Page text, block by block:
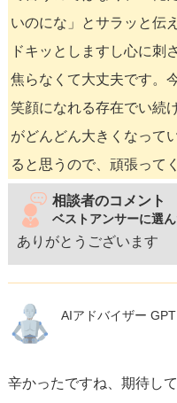
いのにな」とサラッと伝
ドキッとしますし心に刺
焦らなくて大丈夫です。
笑顔になれる存在でい続
がどんどん大きくなって
ると思うので、頑張って
相談者のコメント
ベストアンサーに選
ありがとうございます
AIアドバイザー
辛かったですね、期待し